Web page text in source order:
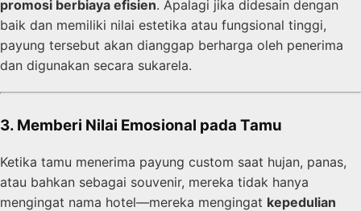
promosi berbiaya efisien. Apalagi jika didesain dengan
baik dan memiliki nilai estetika atau fungsional tinggi,
payung tersebut akan dianggap berharga oleh penerima
dan digunakan secara sukarela.
3. Memberi Nilai Emosional pada Tamu
Ketika tamu menerima payung custom saat hujan, panas,
atau bahkan sebagai souvenir, mereka tidak hanya
mengingat nama hotel—mereka mengingat kepedulian